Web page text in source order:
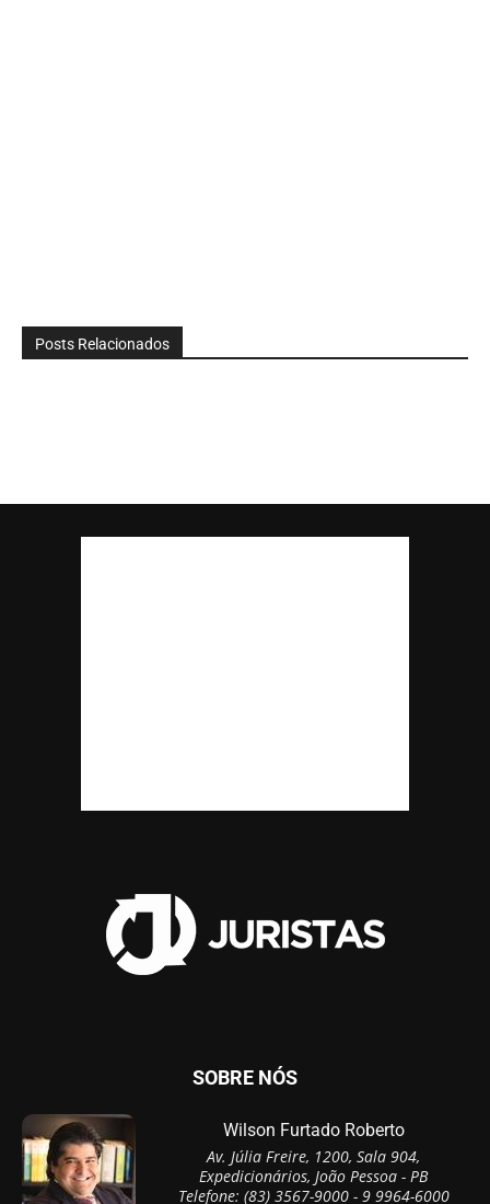
Posts Relacionados
SOBRE NÓS
Wilson Furtado Roberto
Av. Júlia Freire, 1200, Sala 904,
Expedicionários, João Pessoa - PB
Telefone: (83) 3567-9000 - 9 9964-6000